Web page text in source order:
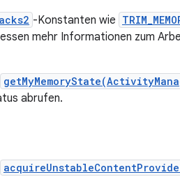
-Konstanten wie
mehr Informationen zum
abrufen.